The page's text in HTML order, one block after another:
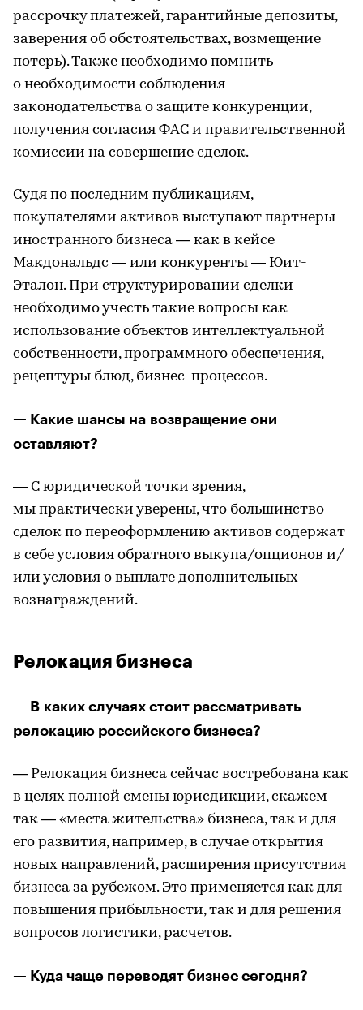
рассрочку платежей, гарантийные депозиты,
заверения об обстоятельствах, возмещение
потерь). Также необходимо помнить
о необходимости соблюдения
законодательства о защите конкуренции,
получения согласия ФАС и правительственной
комиссии на совершение сделок.
Судя по последним публикациям,
покупателями активов выступают партнеры
иностранного бизнеса — как в кейсе
Макдональдс — или конкуренты — Юит-
Эталон. При структурировании сделки
необходимо учесть такие вопросы как
использование объектов интеллектуальной
собственности, программного обеспечения,
рецептуры блюд, бизнес-процессов.
— Какие шансы на возвращение они
оставляют?
— С юридической точки зрения,
мы практически уверены, что большинство
сделок по переоформлению активов содержат
в себе условия обратного выкупа/опционов и/
или условия о выплате дополнительных
вознаграждений.
Релокация бизнеса
— В каких случаях стоит рассматривать
релокацию российского бизнеса?
— Релокация бизнеса сейчас востребована как
в целях полной смены юрисдикции, скажем
так — «места жительства» бизнеса, так и для
его развития, например, в случае открытия
новых направлений, расширения присутствия
бизнеса за рубежом. Это применяется как для
повышения прибыльности, так и для решения
вопросов логистики, расчетов.
— Куда чаще переводят бизнес сегодня?